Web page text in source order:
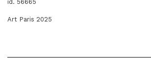
id. 56665
Art Paris 2025